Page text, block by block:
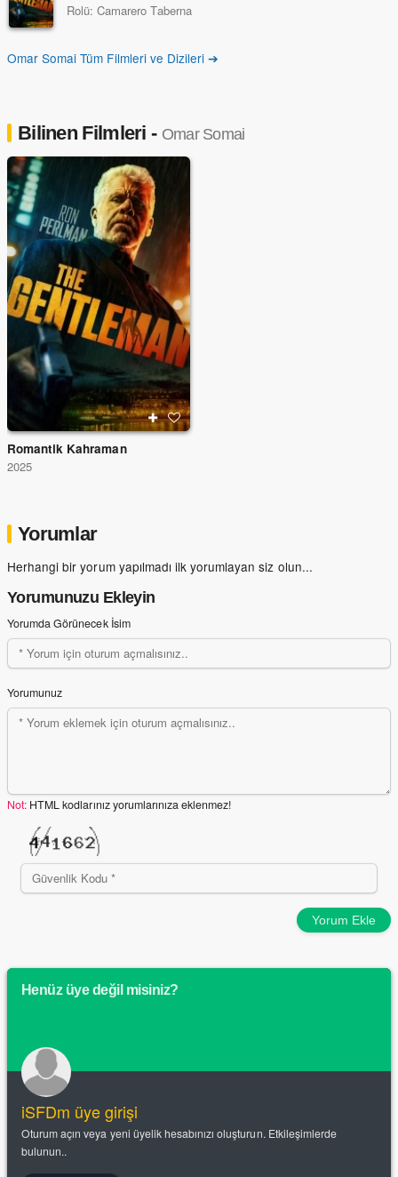
Rolü: Camarero Taberna
Omar Somai Tüm Filmleri ve Dizileri ➔
Bilinen Filmleri - Omar Somai
Romantik Kahraman
2025
Yorumlar
Herhangi bir yorum yapılmadı ilk yorumlayan siz olun...
Yorumunuzu Ekleyin
Yorumda Görünecek İsim
Yorumunuz
Not: HTML kodlarınız yorumlarınıza eklenmez!
Yorum Ekle
Henüz üye değil misiniz?
iSFDm üye girişi
Oturum açın veya yeni üyelik hesabınızı oluşturun. Etkileşimlerde
bulunun..